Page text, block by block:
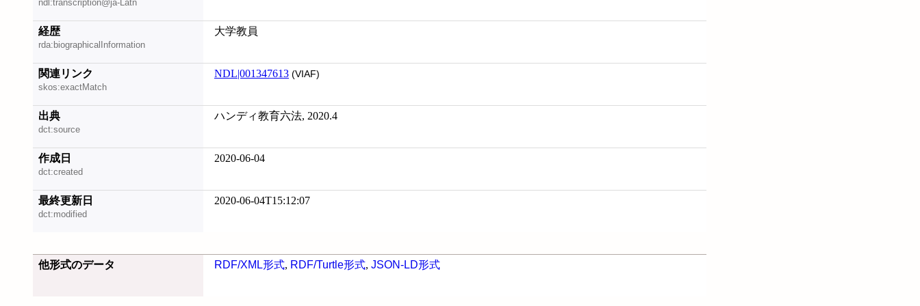
ndl:transcription@ja-Latn
経歴
rda:biographicalInformation
大学教員
関連リンク
skos:exactMatch
NDL|001347613 (VIAF)
出典
dct:source
ハンディ教育六法, 2020.4
作成日
dct:created
2020-06-04
最終更新日
dct:modified
2020-06-04T15:12:07
他形式のデータ RDF/XML形式, RDF/Turtle形式, JSON-LD形式